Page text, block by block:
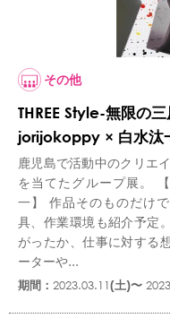
その他
THREE Style-無限の
jorijokoppy × 白水汰
鹿児島で活動中のクリエ
を当てたグループ展。
一】 作品そのものだけ
具、作業環境も紹介予定
がったか、仕事に対する
ーターや...
期間： 2023.03.11(土)〜